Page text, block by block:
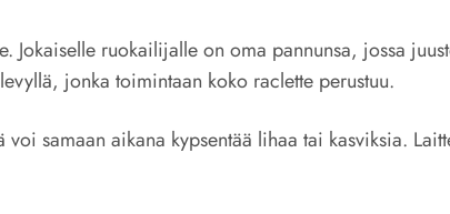
ruokailijalle on oma pannunsa, jossa
jonka toimintaan koko raclette perustuu.
samaan aikana kypsentää lihaa tai kasviksia.